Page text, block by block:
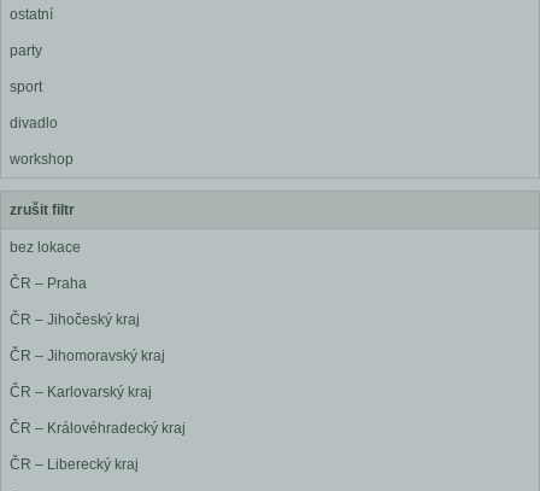
ostatní
party
sport
divadlo
workshop
zrušit filtr
bez lokace
ČR – Praha
ČR – Jihočeský kraj
ČR – Jihomoravský kraj
ČR – Karlovarský kraj
ČR – Královéhradecký kraj
ČR – Liberecký kraj